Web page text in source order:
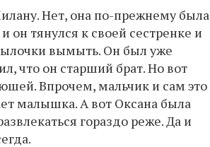
Нет, она по-прежнему была
тянулся к своей сестренке и
вымыть. Он был уже
что он старший брат. Но вот
Впрочем, мальчик и сам это
малышка. А вот Оксана была
гораздо реже. Да и